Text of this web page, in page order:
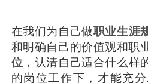
在我们为自己做职业生涯
和明确自己的价值观和职
位 ，认清自己适合什么样
的岗位工作下，才能充